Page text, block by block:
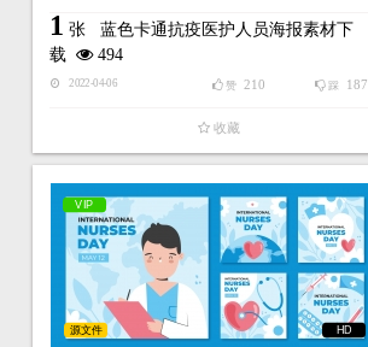
1 张 蓝色卡通抗疫医护人员海报素材下
载
494
2022-04-06 踩 187
赞 210
收藏
VIP
HD
源文件